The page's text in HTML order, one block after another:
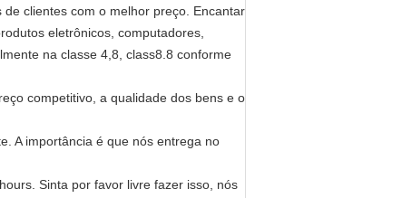
clientes com o melhor preço. Encantar
eletrônicos, computadores,
na classe 4,8, class8.8 conforme
competitivo, a qualidade dos bens e o
A importância é que nós entrega no
Sinta por favor livre fazer isso, nós